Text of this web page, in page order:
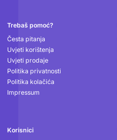
Podnožje
Trebaš pomoć?
Česta pitanja
Uvjeti korištenja
Uvjeti prodaje
Politika privatnosti
Politika kolačića
Impressum
Korisnici